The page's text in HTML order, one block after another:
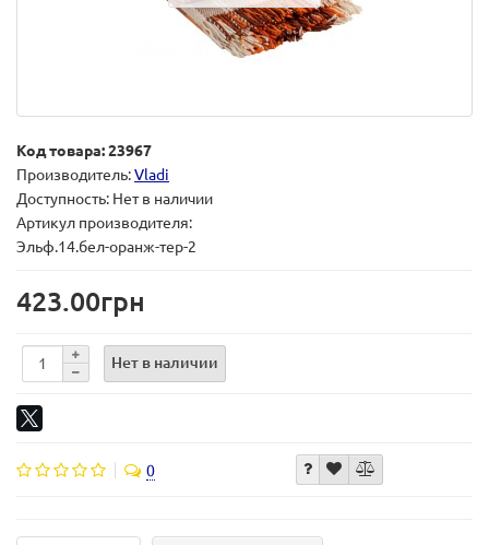
Код товара: 23967
Производитель:Vladi
Доступность: Нет в наличии
Артикул производителя:
Эльф.14.бел-оранж-тер-2
423.00грн
Нет в наличии
0